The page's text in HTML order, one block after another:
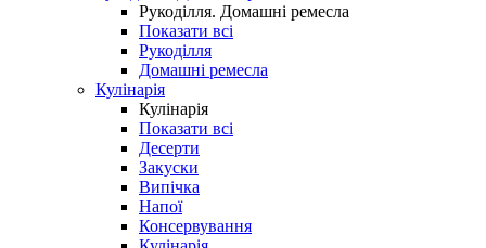
Рукоділля. Домашні ремесла
Показати всі
Рукоділля
Домашні ремесла
Кулінарія
Кулінарія
Показати всі
Десерти
Закуски
Випічка
Напої
Консервування